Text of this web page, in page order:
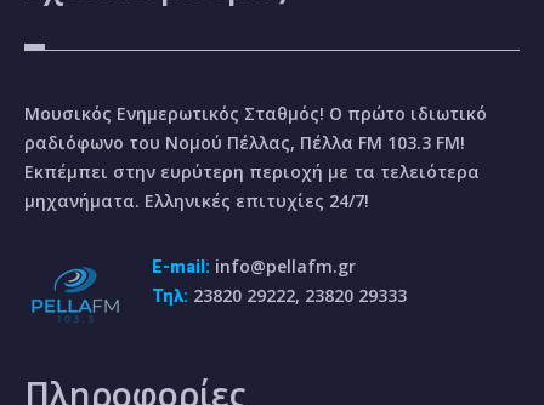
Μουσικός Ενημερωτικός Σταθμός! Ο πρώτο ιδιωτικό
ραδιόφωνο του Νομού Πέλλας, Πέλλα FM 103.3 FM!
Εκπέμπει στην ευρύτερη περιοχή με τα τελειότερα
μηχανήματα. Ελληνικές επιτυχίες 24/7!
E-mail: info@pellafm.gr
Τηλ: 23820 29222, 23820 29333
Πληροφορίες